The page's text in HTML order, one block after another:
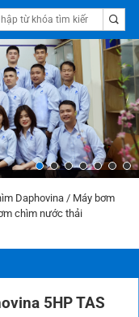
Daphovina / Máy bơm
chìm nước thải
5HP TAS